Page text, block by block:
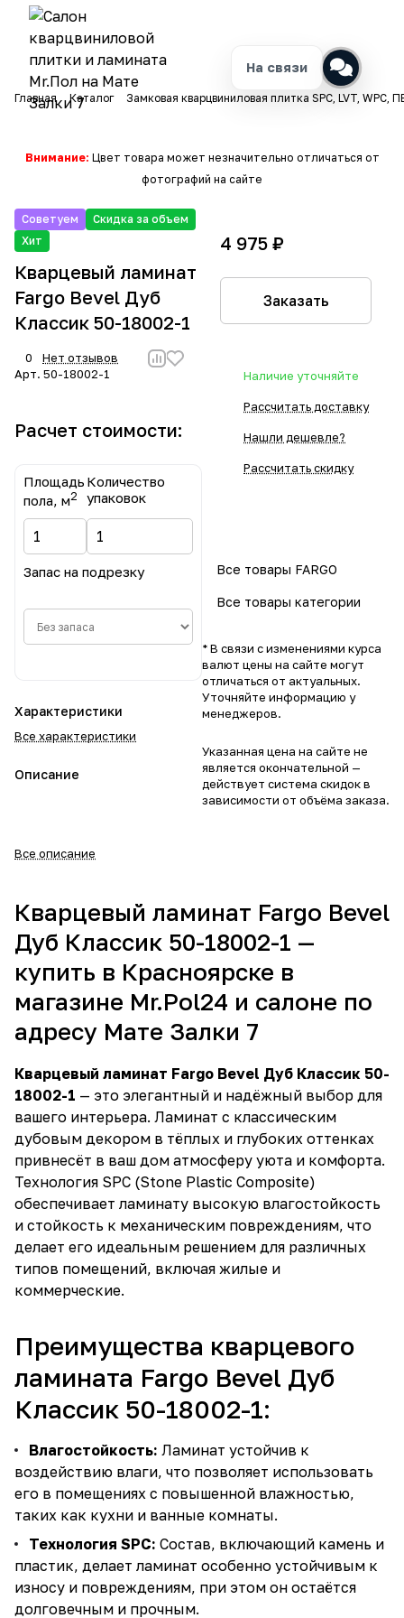
Главная Каталог Замковая кварцвиниловая плитка SPC, LVT, WPC,
Внимание: Цвет товара может незначительно отличаться от
фотографий на сайте
Советуем
Скидка за объем
Хит
Кварцевый ламинат
Fargo Bevel Дуб
Классик 50-18002-1
0
Нет отзывов
Арт. 50-18002-1
Расчет стоимости:
Площадь
пола, м2
Количество
упаковок
Запас на подрезку
Характеристики
Все характеристики
Описание
Все описание
4 975 ₽
Заказать
Наличие уточняйте
Рассчитать доставку
Нашли дешевле?
Рассчитать скидку
Все товары FARGO
Все товары категории
* В связи с изменениями курса
валют цены на сайте могут
отличаться от актуальных.
Уточняйте информацию у
менеджеров.
Указанная цена на сайте не
является окончательной —
действует система скидок в
зависимости от объёма заказа.
Кварцевый ламинат Fargo Bevel
Дуб Классик 50-18002-1 —
купить в Красноярске в
магазине Mr.Pol24 и салоне по
адресу Мате Залки 7
Кварцевый ламинат Fargo Bevel Дуб Классик 50-
18002-1 — это элегантный и надёжный выбор для
вашего интерьера. Ламинат с классическим
дубовым декором в тёплых и глубоких оттенках
привнесёт в ваш дом атмосферу уюта и комфорта.
Технология SPC (Stone Plastic Composite)
обеспечивает ламинату высокую влагостойкость
и стойкость к механическим повреждениям, что
делает его идеальным решением для различных
типов помещений, включая жилые и
коммерческие.
Преимущества кварцевого
ламината Fargo Bevel Дуб
Классик 50-18002-1:
Влагостойкость: Ламинат устойчив к
воздействию влаги, что позволяет использовать
его в помещениях с повышенной влажностью,
таких как кухни и ванные комнаты.
Технология SPC: Состав, включающий камень и
пластик, делает ламинат особенно устойчивым к
износу и повреждениям, при этом он остаётся
долговечным и прочным.
На связи